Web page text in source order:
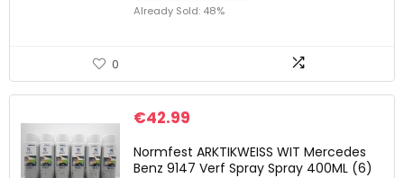
Already Sold: 48%
0
€42.99
Normfest ARKTIKWEISS WIT Mercedes
Benz 9147 Verf Spray Spray 400ML (6)